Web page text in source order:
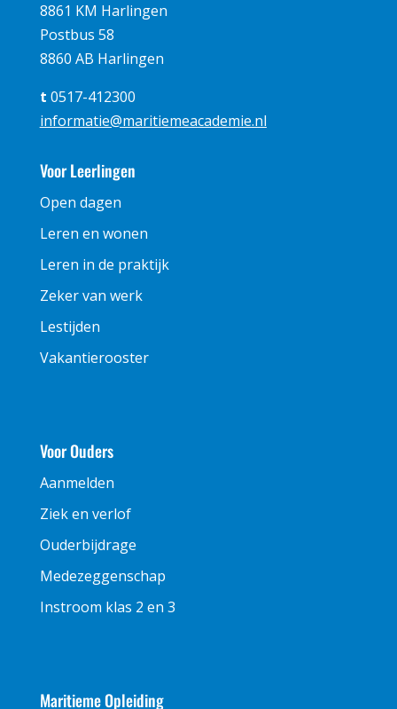
8861 KM Harlingen
Postbus 58
8860 AB Harlingen
t 0517-412300
informatie@maritiemeacademie.nl
Voor Leerlingen
Open dagen
Leren en wonen
Leren in de praktijk
Zeker van werk
Lestijden
Vakantierooster
Voor Ouders
Aanmelden
Ziek en verlof
Ouderbijdrage
Medezeggenschap
Instroom klas 2 en 3
Maritieme Opleiding